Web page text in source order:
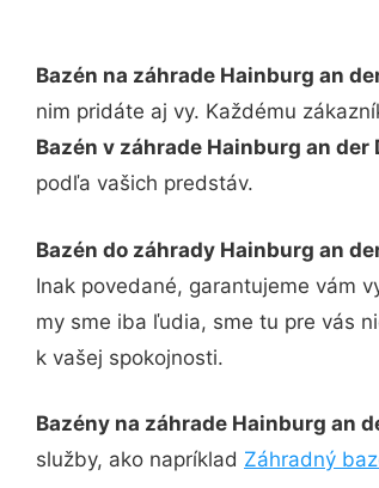
Bazén na záhrade Hainburg an
nim pridáte aj vy. Každému
Bazén v záhrade Hainburg an der
podľa vašich predstáv.
Bazén do záhrady Hainburg an
Inak povedané, garantujeme vám
my sme iba ľudia, sme tu pre vás
k vašej spokojnosti.
Bazény na záhrade Hainburg an
služby, ako napríklad Záhradný